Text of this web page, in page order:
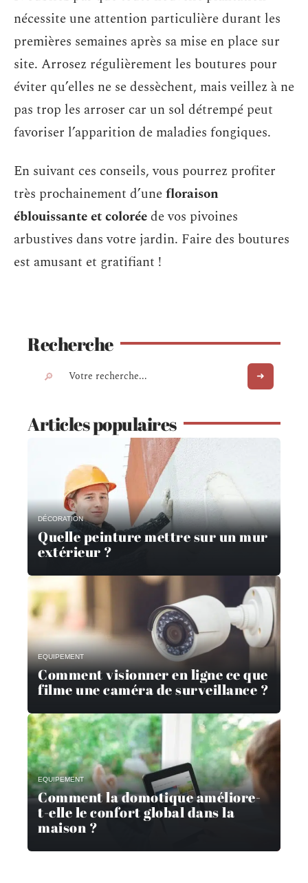
nécessite une attention particulière durant les
premières semaines après sa mise en place sur
site. Arrosez régulièrement les boutures pour
éviter qu’elles ne se dessèchent, mais veillez à ne
pas trop les arroser car un sol détrempé peut
favoriser l’apparition de maladies fongiques.
En suivant ces conseils, vous pourrez profiter
très prochainement d’unefloraison
éblouissante et coloréede vos pivoines
arbustives dans votre jardin. Faire des boutures
est amusant et gratifiant !
Recherche
Articles populaires
DÉCORATION
Quelle peinture mettre sur un mur
extérieur ?
EQUIPEMENT
Comment visionner en ligne ce que
filme une caméra de surveillance ?
EQUIPEMENT
Comment la domotique améliore-
t-elle le confort global dans la
maison ?